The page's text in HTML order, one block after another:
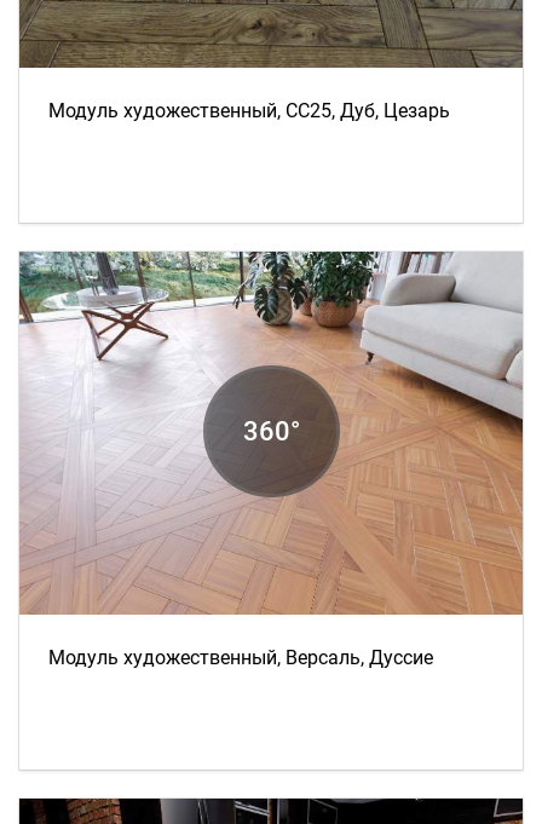
Модуль художественный, СС25, Дуб, Цезарь
Модуль художественный, Версаль, Дуссие